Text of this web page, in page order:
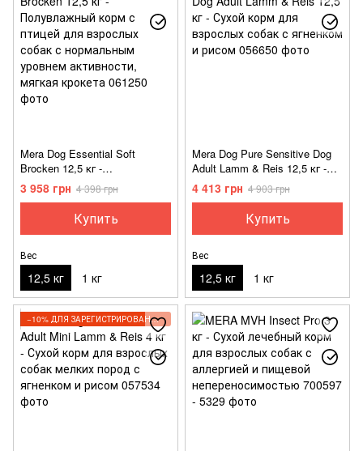
Mera Dog Essential Soft
Brocken 12,5 кг -
Полувлажный корм с птицей
для взрослых собак с
нормальным уровнем
активности, мягкая крокета
3 958 грн 4 398 грн
Купить
Вес
12,5 кг 1 кг
Mera Dog Pure Sensitive Dog
Adult Lamm & Reis 12,5 кг -
Сухой корм для взрослых
собак с ягненком и рисом
4 413 грн 4 903 грн
Купить
Вес
12,5 кг 1 кг
−10% ДЛЯ ЗАРЕГИСТРИРОВАННЫХ КЛИЕНТОВ